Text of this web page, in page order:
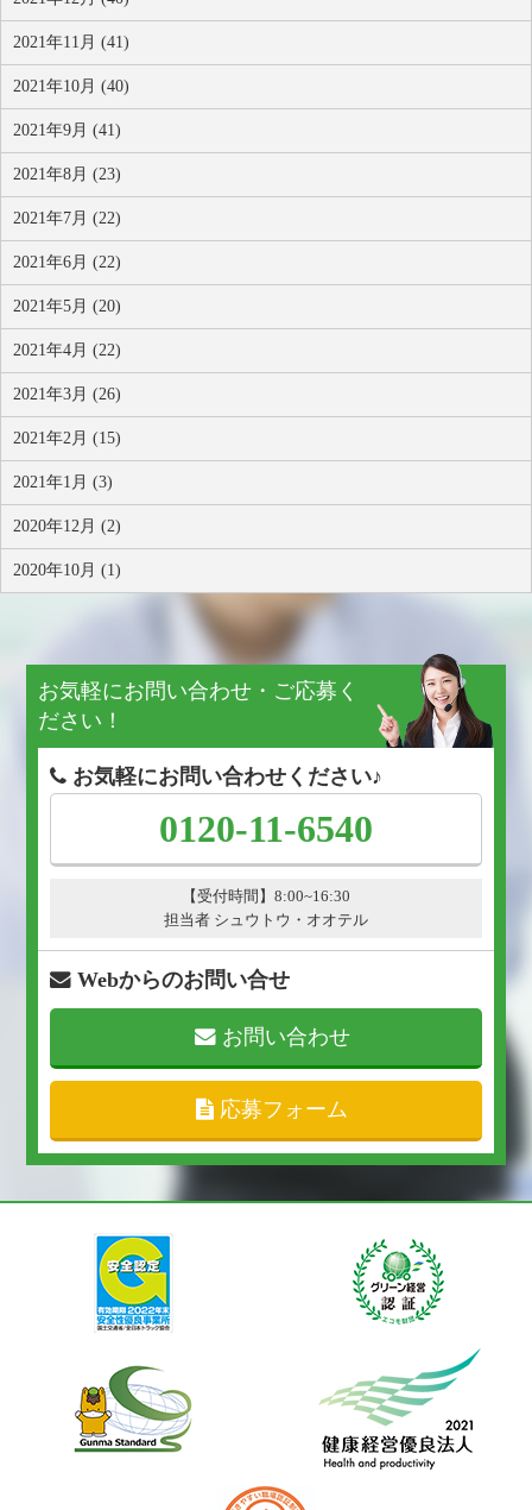
2021年11月 (41)
2021年10月 (40)
2021年9月 (41)
2021年8月 (23)
2021年7月 (22)
2021年6月 (22)
2021年5月 (20)
2021年4月 (22)
2021年3月 (26)
2021年2月 (15)
2021年1月 (3)
2020年12月 (2)
2020年10月 (1)
お気軽にお問い合わせ・ご応募く
ださい！
お気軽にお問い合わせください♪
0120-11-6540
【受付時間】8:00~16:30
担当者 シュウトウ・オオテル
Webからのお問い合せ
お問い合わせ
応募フォーム